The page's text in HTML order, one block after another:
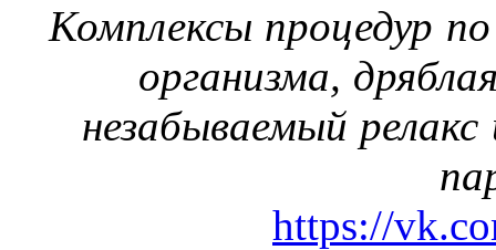
Комплексы процедур
организма,
незабываемый
https://